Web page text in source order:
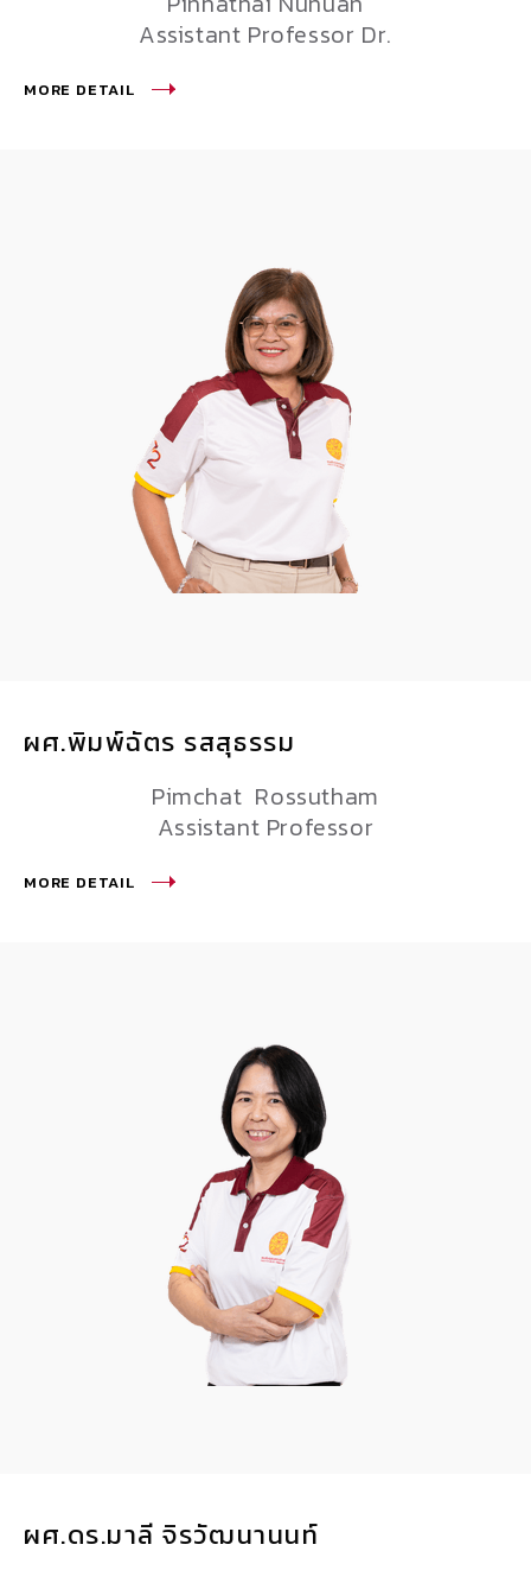
Assistant Professor Dr.
MORE DETAIL
ผศ.พิมพ์ฉัตร รสสุธรรม
Pimchat Rossutham
Assistant Professor
MORE DETAIL
ผศ.ดร.มาลี จิรวัฒนานนท์